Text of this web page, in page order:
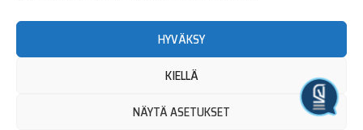
HYVÄKSY
KIELLÄ
NÄYTÄ ASETUKSET